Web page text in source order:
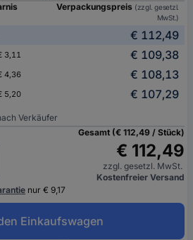
Verpackungspreis (zzgl. gesetzl.
MwSt.)
€ 112,49
3,11
€ 109,38
4,36
€ 108,13
5,20 € 107,29
Verkäufer
Gesamt (€ 112,49 / Stück)
€ 112,49
zzgl. gesetzl. MwSt.
Kostenfreier Versand
nur € 9,17
Einkaufswagen